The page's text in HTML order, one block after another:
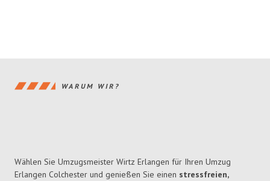
WARUM WIR?
Wählen Sie Umzugsmeister Wirtz Erlangen für Ihren Umzug
Erlangen Colchester und genießen Sie einen stressfreien,